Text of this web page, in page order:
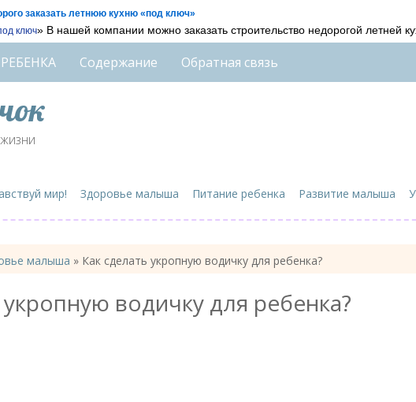
заказать летнюю кухню «под ключ»
ключ» В нашей компании можно заказать строительство недорогой летней
Содержание Обратная связь
мир! Здоровье малыша Питание ребенка Развитие малыша
малыша » Как сделать укропную водичку для ребенка?
укропную водичку для ребенка?